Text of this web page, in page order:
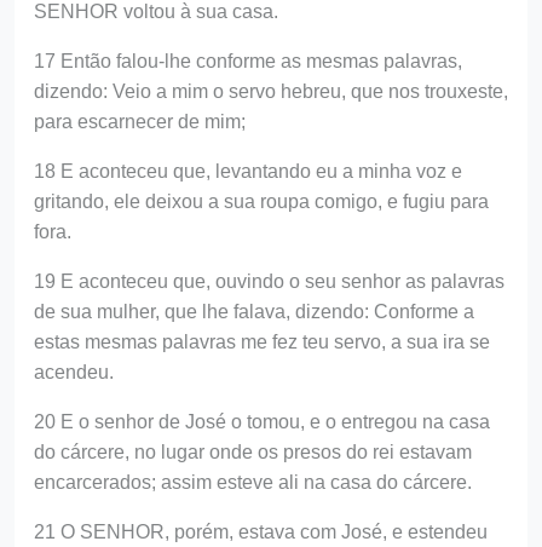
SENHOR voltou à sua casa.
17 Então falou-lhe conforme as mesmas palavras,
dizendo: Veio a mim o servo hebreu, que nos trouxeste,
para escarnecer de mim;
18 E aconteceu que, levantando eu a minha voz e
gritando, ele deixou a sua roupa comigo, e fugiu para
fora.
19 E aconteceu que, ouvindo o seu senhor as palavras
de sua mulher, que lhe falava, dizendo: Conforme a
estas mesmas palavras me fez teu servo, a sua ira se
acendeu.
20 E o senhor de José o tomou, e o entregou na casa
do cárcere, no lugar onde os presos do rei estavam
encarcerados; assim esteve ali na casa do cárcere.
21 O SENHOR, porém, estava com José, e estendeu